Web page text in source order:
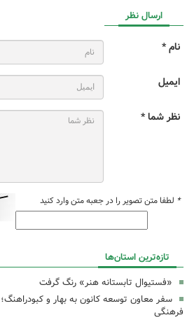
ارسال نظر
نام *
ایمیل
نظر شما *
* لطفا متن تصویر را در جعبه متن وارد کنید
تازه‌ترین استان‌ها
«فستیوال تابستانه هنر» رنگ گرفت
سفر معاون توسعه کانون به بهار و
فرهنگی